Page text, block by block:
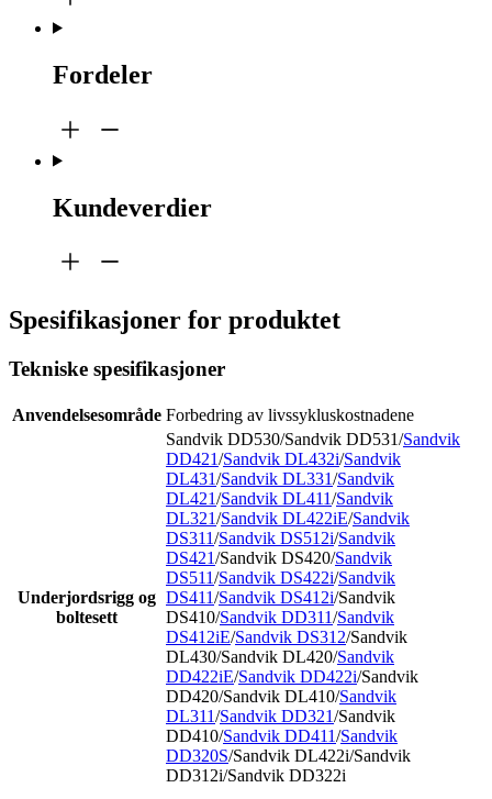
Fordeler
Kundeverdier
Spesifikasjoner for produktet
Tekniske spesifikasjoner
Anvendelsesområde Forbedring av livssykluskostnadene
Underjordsrigg og
boltesett
Sandvik DD530/Sandvik DD531/Sandvik
DD421/Sandvik DL432i/Sandvik
DL431/Sandvik DL331/Sandvik
DL421/Sandvik DL411/Sandvik
DL321/Sandvik DL422iE/Sandvik
DS311/Sandvik DS512i/Sandvik
DS421/Sandvik DS420/Sandvik
DS511/Sandvik DS422i/Sandvik
DS411/Sandvik DS412i/Sandvik
DS410/Sandvik DD311/Sandvik
DS412iE/Sandvik DS312/Sandvik
DL430/Sandvik DL420/Sandvik
DD422iE/Sandvik DD422i/Sandvik
DD420/Sandvik DL410/Sandvik
DL311/Sandvik DD321/Sandvik
DD410/Sandvik DD411/Sandvik
DD320S/Sandvik DL422i/Sandvik
DD312i/Sandvik DD322i